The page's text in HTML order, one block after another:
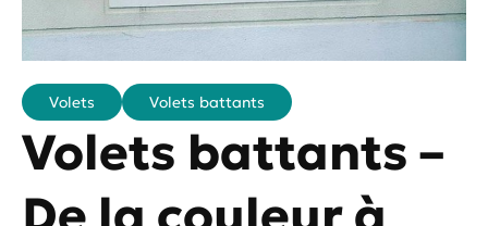
Volets Volets battants
Volets battants –